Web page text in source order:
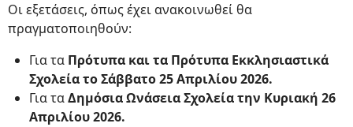
Οι εξετάσεις, όπως έχει ανακοινωθεί θα
πραγματοποιηθούν:
Για τα Πρότυπα και τα Πρότυπα Εκκλησιαστικά
Σχολεία το Σάββατο 25 Απριλίου 2026.
Για ταΔημόσια Ωνάσεια Σχολεία την Κυριακή 26
Απριλίου 2026.